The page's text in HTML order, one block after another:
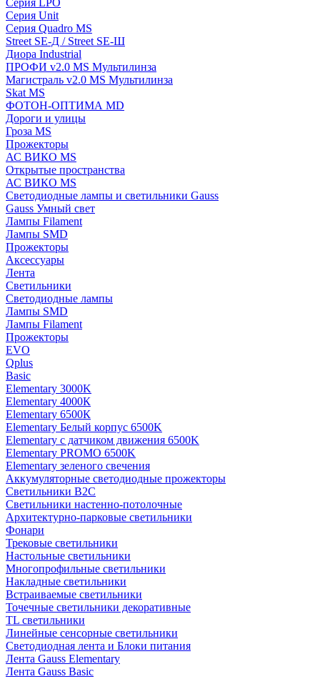
Серия LPO
Серия Unit
Серия Quadro MS
Street SE-Д / Street SE-Ш
Диора Industrial
ПРОФИ v2.0 MS Мультилинза
Магистраль v2.0 MS Мультилинза
Skat MS
ФОТОН-ОПТИМА MD
Дороги и улицы
Гроза MS
Прожекторы
АС ВИКО MS
Открытые пространства
АС ВИКО MS
Светодиодные лампы и светильники Gauss
Gauss Умный свет
Лампы Filament
Лампы SMD
Прожекторы
Аксессуары
Лента
Светильники
Светодиодные лампы
Лампы SMD
Лампы Filament
Прожекторы
EVO
Qplus
Basic
Elementary 3000K
Elementary 4000К
Elementary 6500К
Elementary Белый корпус 6500K
Elementary с датчиком движения 6500K
Elementary PROMO 6500K
Elementary зеленого свечения
Аккумуляторные светодиодные прожекторы
Светильники B2C
Светильники настенно-потолочные
Архитектурно-парковые светильники
Фонари
Трековые светильники
Настольные светильники
Многопрофильные светильники
Накладные светильники
Встраиваемые светильники
Точечные светильники декоративные
TL светильники
Линейные сенсорные светильники
Светодиодная лента и Блоки питания
Лента Gauss Elementary
Лента Gauss Basic